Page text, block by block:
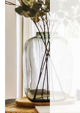
https://aftee.tw/terms/
３．未成年的使用者請
「AFTEE先享後付」，
４．使用「AFTEE先享
時審查核予不同之上限
請求用戶進行身份認證。
５．嚴禁一人註冊多個
恩沛科技股份有限公司